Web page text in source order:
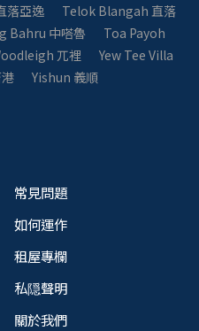
落亞逸
Telok Blangah 直落
Bahru 中嗒魯
Toa Payoh
兀裡
Yew Tee Villa
Yishun 義順
常見問題
如何運作
租屋專欄
私隠聲明
關於我們